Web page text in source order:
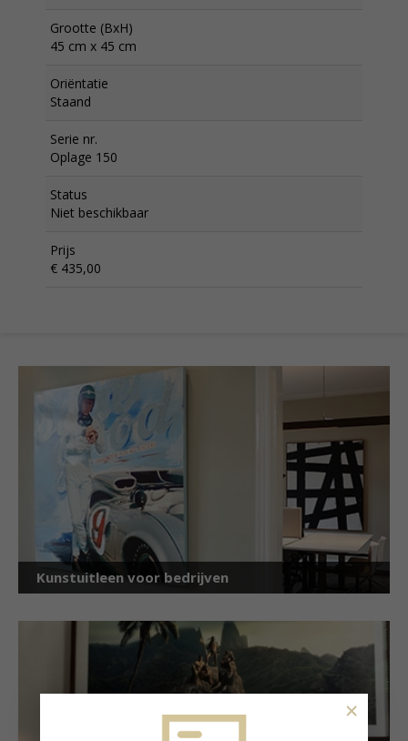
Grootte (BxH)
45 cm x 45 cm
Oriëntatie
Staand
Serie nr.
Oplage 150
Status
Niet beschikbaar
Prijs
€ 435,00
Kunstuitleen voor bedrijven
×